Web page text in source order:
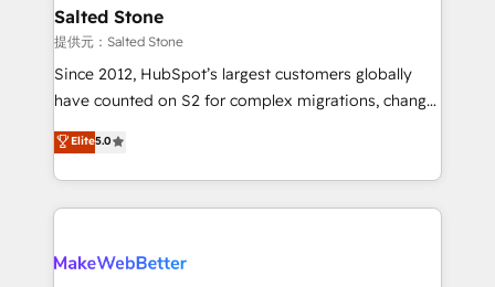
pipeline generation, data intelligence, and go-to-
market execution. Why B2B Businesses Choose RP: -
Secure: Soc2 compliant 🛡️ - Pricing: Implementations
starting at $1,5k 💵 - Speed: Launch in 14 days ⚡ -
Scale: Fastest tiering Elite HubSpot Partner 🪴 -
technical agency for a growth problem. Hire a
Salted Stone
提供元：Salted Stone
Since 2012, HubSpot’s largest customers globally
have counted on S2 for complex migrations, change
management, systems integration, and creative
solutions that deliver measurable impact and
transform brand experiences As one of the few full-
service creative agencies in the HubSpot
winning design to build scalable, globally
Elite5.0